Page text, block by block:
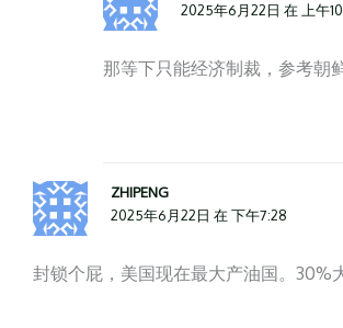
2025年6月22日 在 上午
那等下只能经济制裁，参考朝
ZHIPENG
2025年6月22日 在 下午7:28
封锁个屁，美国现在最大产油国。30%